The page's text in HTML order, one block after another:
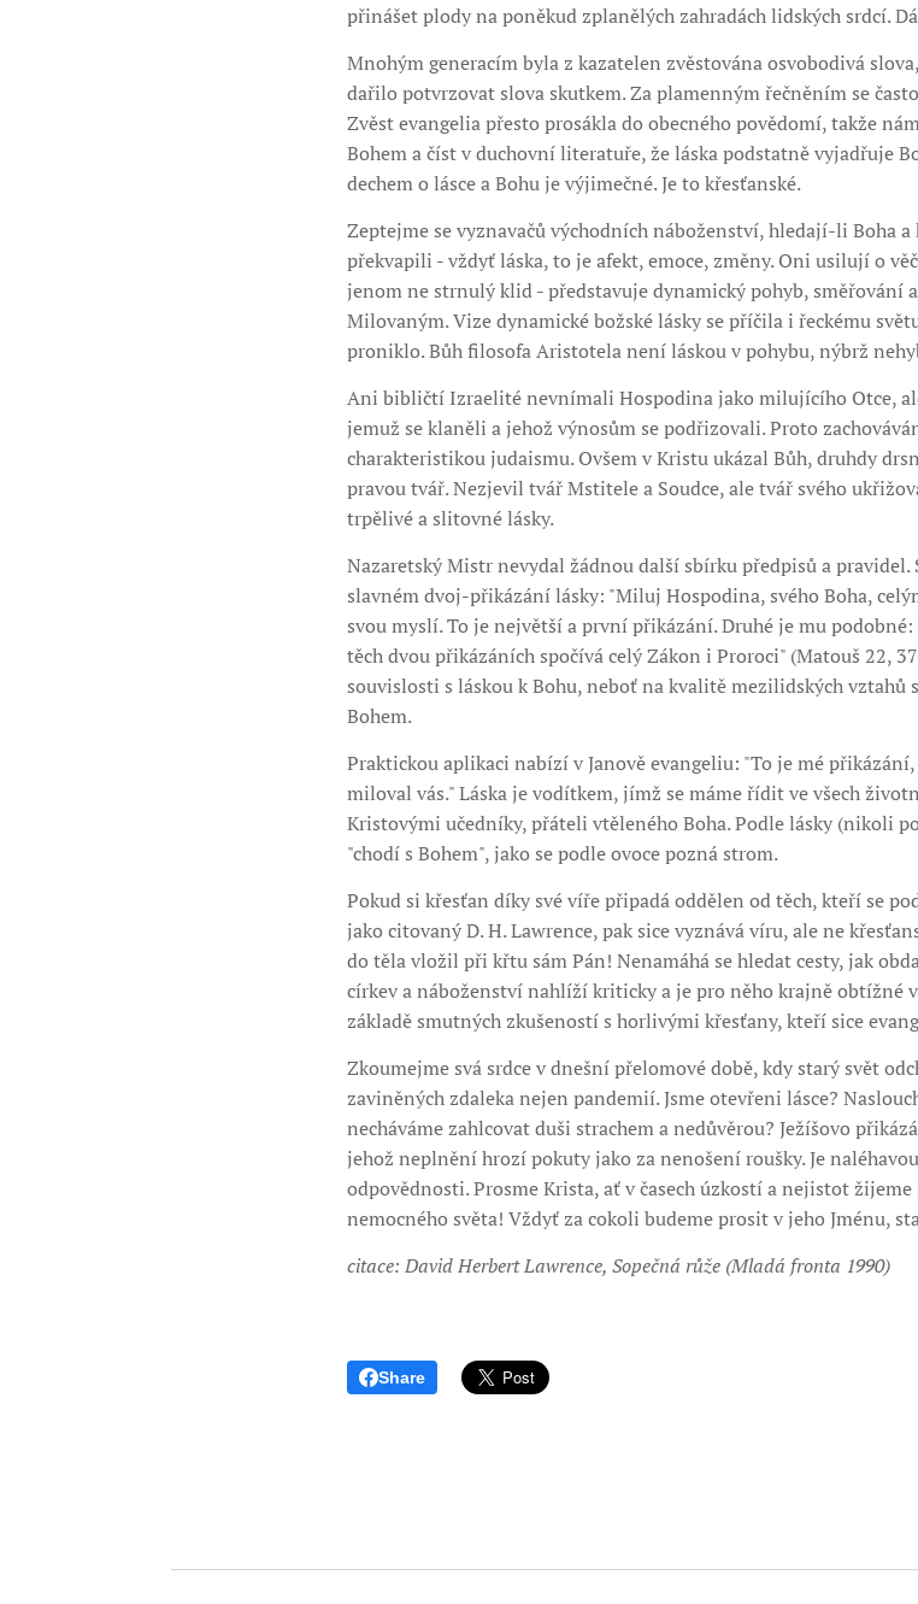
přinášet plody na poněkud zplanělých zahradách lidských srdcí.
Mnohým generacím byla z kazatelen zvěstována osvobodivá
dařilo potvrzovat slova skutkem. Za plamenným řečněním se
Zvěst evangelia přesto prosákla do obecného povědomí, takže
Bohem a číst v duchovní literatuře, že láska podstatně vyjadřuje
dechem o lásce a Bohu je výjimečné. Je to křesťanské.
Zeptejme se vyznavačů východních náboženství, hledají-li Boha
překvapili - vždyť láska, to je afekt, emoce, změny. Oni usilují o
jenom ne strnulý klid - představuje dynamický pohyb, směřování
Milovaným. Vize dynamické božské lásky se příčila i řeckému
proniklo. Bůh filosofa Aristotela není láskou v pohybu, nýbrž
Ani bibličtí Izraelité nevnímali Hospodina jako milujícího Otce,
jemuž se klaněli a jehož výnosům se podřizovali. Proto
charakteristikou judaismu. Ovšem v Kristu ukázal Bůh, druhdy
pravou tvář. Nezjevil tvář Mstitele a Soudce, ale tvář svého
trpělivé a slitovné lásky.
Nazaretský Mistr nevydal žádnou další sbírku předpisů a pravidel.
slavném dvoj-přikázání lásky: "Miluj Hospodina, svého Boha,
svou myslí. To je největší a první přikázání. Druhé je mu
těch dvou přikázáních spočívá celý Zákon i Proroci" (Matouš 22,
souvislosti s láskou k Bohu, neboť na kvalitě mezilidských vztahů
Bohem.
Praktickou aplikaci nabízí v Janově evangeliu: "To je mé
miloval vás." Láska je vodítkem, jímž se máme řídit ve všech
Kristovými učedníky, přáteli vtěleného Boha. Podle lásky (nikoli
"chodí s Bohem", jako se podle ovoce pozná strom.
Pokud si křesťan díky své víře připadá oddělen od těch, kteří se
jako citovaný D. H. Lawrence, pak sice vyznává víru, ale ne
do těla vložil při křtu sám Pán! Nenamáhá se hledat cesty, jak
církev a náboženství nahlíží kriticky a je pro něho krajně obtížné
základě smutných zkušeností s horlivými křesťany, kteří sice
Zkoumejme svá srdce v dnešní přelomové době, kdy starý svět
zaviněných zdaleka nejen pandemií. Jsme otevřeni lásce?
necháváme zahlcovat duši strachem a nedůvěrou? Ježíšovo
jehož neplnění hrozí pokuty jako za nenošení roušky. Je
odpovědnosti. Prosme Krista, ať v časech úzkostí a nejistot
nemocného světa! Vždyť za cokoli budeme prosit v jeho Jménu,
citace: David Herbert Lawrence, Sopečná růže (Mladá fronta 1990)
Share